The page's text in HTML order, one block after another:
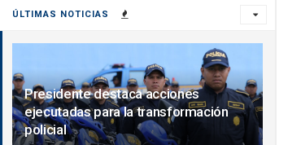
ÚLTIMAS NOTICIAS
Presidente destaca acciones
ejecutadas para la transformación
policial